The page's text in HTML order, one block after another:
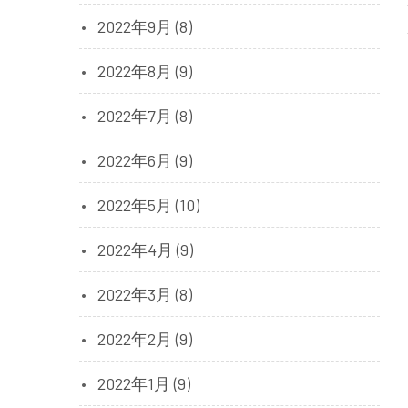
2022年9月 (8)
2022年8月 (9)
2022年7月 (8)
2022年6月 (9)
2022年5月 (10)
2022年4月 (9)
2022年3月 (8)
2022年2月 (9)
2022年1月 (9)